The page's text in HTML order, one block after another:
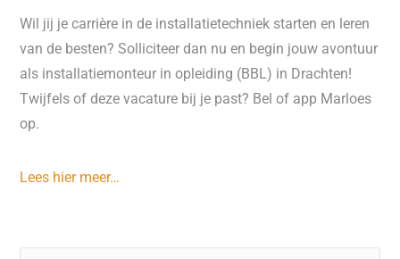
Wil jij je carrière in de installatietechniek starten en leren
van de besten? Solliciteer dan nu en begin jouw avontuur
als installatiemonteur in opleiding (BBL) in Drachten!
Twijfels of deze vacature bij je past? Bel of app Marloes
op.
Lees hier meer…